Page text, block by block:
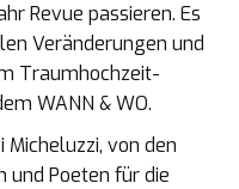
Revue passieren. Es
Veränderungen und
Traumhochzeit-
WANN & WO.
Micheluzzi, von den
und Poeten für die